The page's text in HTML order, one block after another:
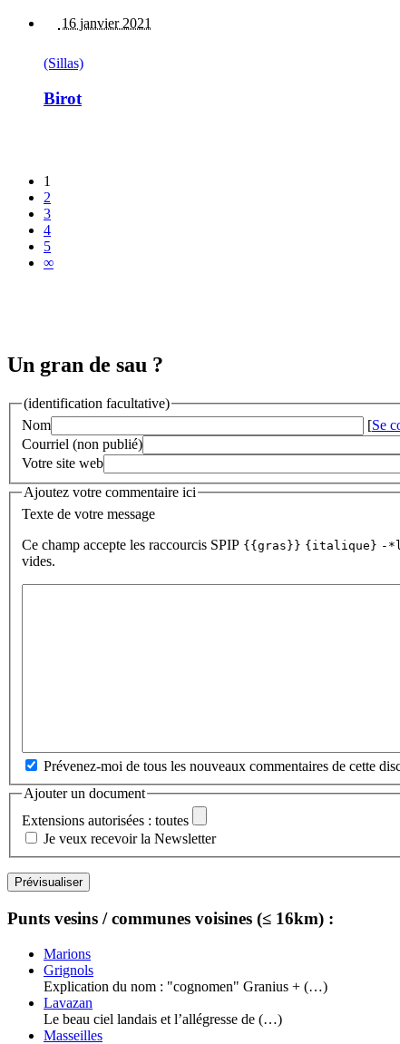
16 janvier 2021
(Sillas)
Birot
1
2
3
4
5
∞
Un gran de sau ?
(identification facultative)
Nom
[Se
Courriel (non publié)
Votre site web
Ajoutez votre commentaire ici
Texte de votre message
Ce champ accepte les raccourcis SPIP {{gras}} {italique} -
vides.
Prévenez-moi de tous les nouveaux commentaires de cette
Ajouter un document
Extensions autorisées : toutes
Je veux recevoir la Newsletter
Punts vesins / communes voisines (≤ 16km) :
Marions
Grignols
Explication du nom : "cognomen" Granius + (…)
Lavazan
Le beau ciel landais et l’allégresse de (…)
Masseilles